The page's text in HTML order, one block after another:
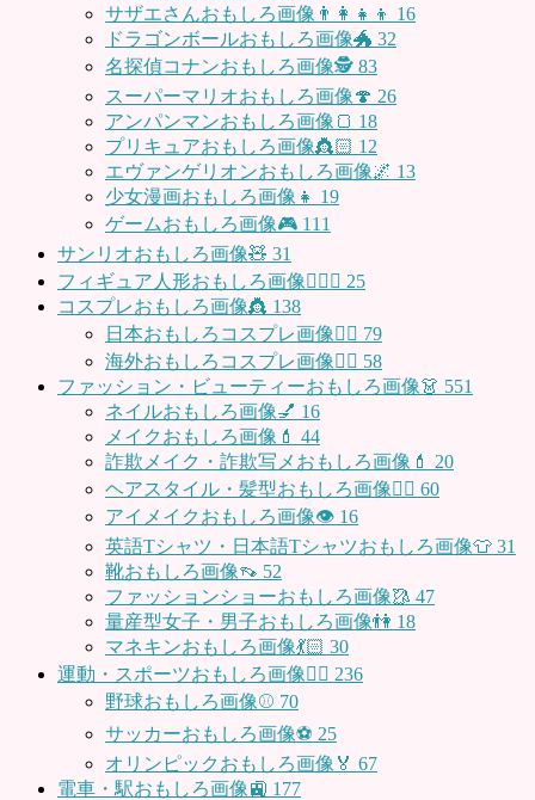
サザエさんおもしろ画像👨‍👩‍👧‍👦 16
ドラゴンボールおもしろ画像🐲 32
名探偵コナンおもしろ画像🕵️ 83
スーパーマリオおもしろ画像🍄 26
アンパンマンおもしろ画像🍞 18
プリキュアおもしろ画像👸🏻 12
エヴァンゲリオンおもしろ画像🌌 13
少女漫画おもしろ画像👧 19
ゲームおもしろ画像🎮 111
サンリオおもしろ画像🧸 31
フィギュア人形おもしろ画像🧍🏼‍♂️ 25
コスプレおもしろ画像👸 138
日本おもしろコスプレ画像🧝‍♀️ 79
海外おもしろコスプレ画像🧝‍♂️ 58
ファッション・ビューティーおもしろ画像👗 551
ネイルおもしろ画像💅 16
メイクおもしろ画像💄 44
詐欺メイク・詐欺写メおもしろ画像💄 20
ヘアスタイル・髪型おもしろ画像👱‍♀️ 60
アイメイクおもしろ画像👁 16
英語Tシャツ・日本語Tシャツおもしろ画像👕 31
靴おもしろ画像👡 52
ファッションショーおもしろ画像🥻 47
量産型女子・男子おもしろ画像👫 18
マネキンおもしろ画像💃🏻 30
運動・スポーツおもしろ画像🏃‍♂️ 236
野球おもしろ画像⚾ 70
サッカーおもしろ画像⚽️ 25
オリンピックおもしろ画像🏅 67
電車・駅おもしろ画像🚉 177